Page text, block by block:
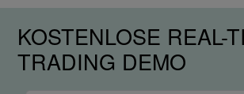
KOSTENLOSE REAL-
TRADING DEMO